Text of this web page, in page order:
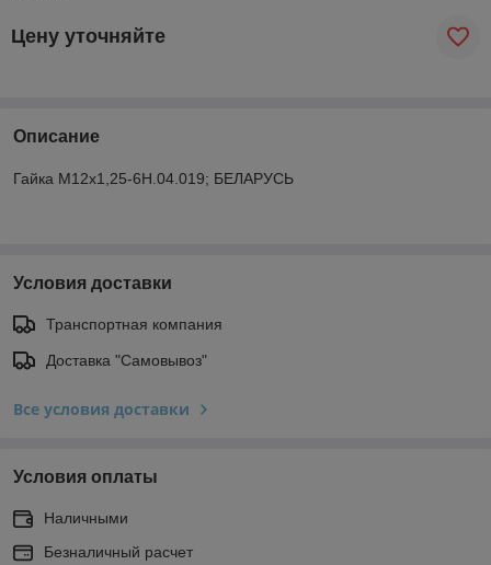
Цену уточняйте
Описание
Гайка М12х1,25-6Н.04.019; БЕЛАРУСЬ
Условия доставки
Транспортная компания
Доставка "Самовывоз"
Все условия доставки
Условия оплаты
Наличными
Безналичный расчет